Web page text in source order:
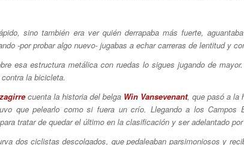
sino también era ver quién derrapaba más fuerte,
-por probar algo nuevo- jugabas a echar carreras de lentitud y
esa estructura metálica con ruedas lo sigues jugando de mayor.
la bicicleta.
cuenta la historia del belga Win Vansevenant, que pasó a la
que pelearlo como si fuera un crío. Llegando a los Campos
tratar de quedar el último en la clasificación y ser adelantado
dos ciclistas descolgados, que pedaleaban parsimoniosos y